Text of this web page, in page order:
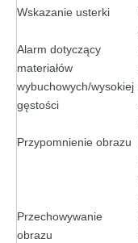
Wskazanie usterki
Alarm dotyczący
materiałów
wybuchowych/wysokiej
gęstości
Przypomnienie obrazu
Przechowywanie
obrazu